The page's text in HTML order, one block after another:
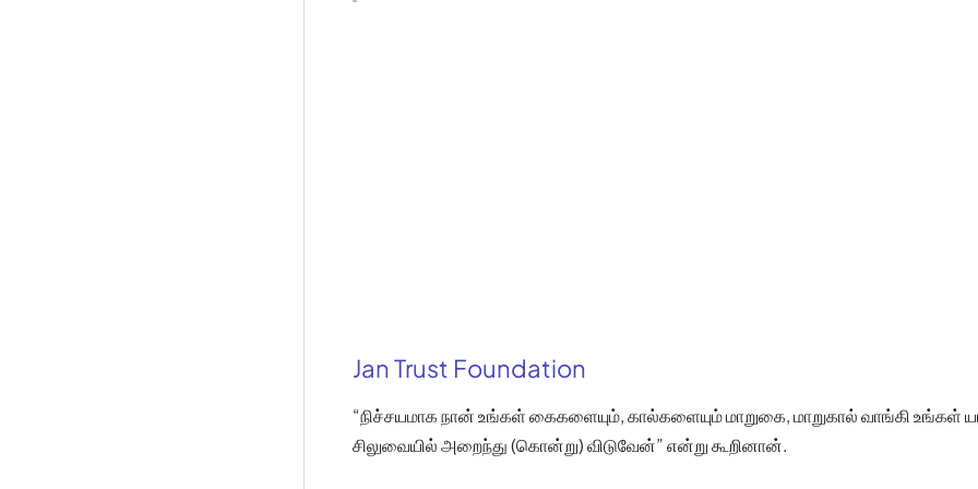
Jan Trust Foundation
“நிச்சயமாக நான் உங்கள் கைகளையும், கால்களையும் மாறுகை, மாறுகால் வாங்கி உங்கள்
சிலுவையில் அறைந்து (கொன்று) விடுவேன்” என்று கூறினான்.